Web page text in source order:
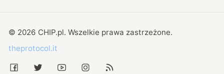
© 2026 CHIP.pl. Wszelkie prawa zastrzeżone.
theprotocol.it